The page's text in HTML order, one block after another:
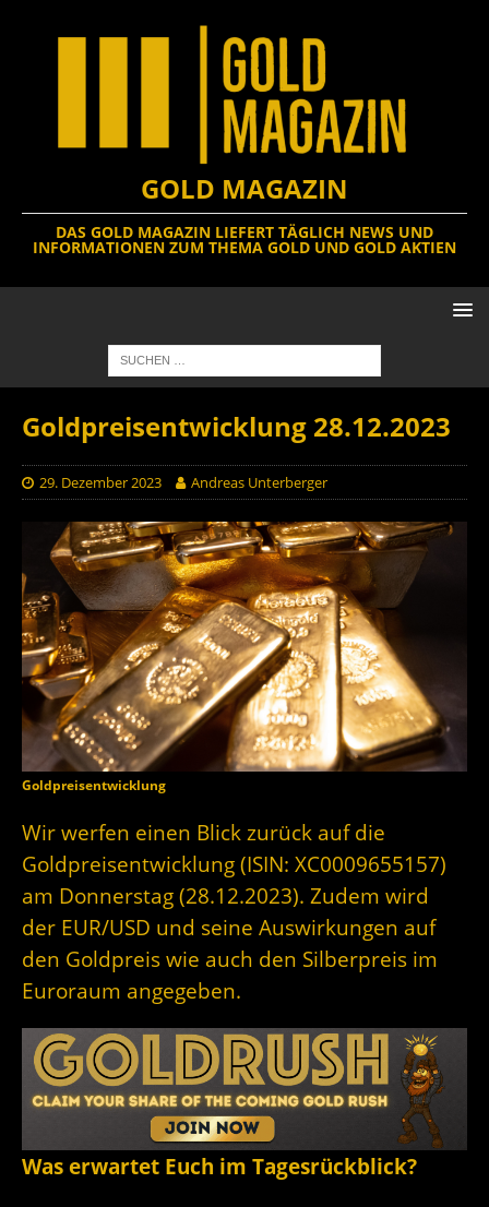
GOLD MAGAZIN
DAS GOLD MAGAZIN LIEFERT TÄGLICH NEWS UND
INFORMATIONEN ZUM THEMA GOLD UND GOLD AKTIEN
Goldpreisentwicklung 28.12.2023
29. Dezember 2023 Andreas Unterberger
Goldpreisentwicklung
Wir werfen einen Blick zurück auf die
Goldpreisentwicklung (ISIN: XC0009655157)
am Donnerstag (28.12.2023). Zudem wird
der EUR/USD und seine Auswirkungen auf
den Goldpreis wie auch den Silberpreis im
Euroraum angegeben.
Was erwartet Euch im Tagesrückblick?